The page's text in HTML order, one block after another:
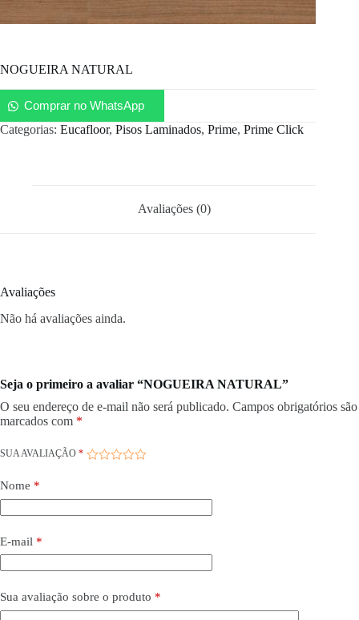
NOGUEIRA NATURAL
Comprar no WhatsApp
Categorias: Eucafloor, Pisos Laminados, Prime, Prime Click
Avaliações (0)
Avaliações
Não há avaliações ainda.
Seja o primeiro a avaliar “NOGUEIRA NATURAL”
O seu endereço de e-mail não será publicado. Campos obrigatórios são
marcados com *
SUA AVALIAÇÃO *
Nome *
E-mail *
Sua avaliação sobre o produto *